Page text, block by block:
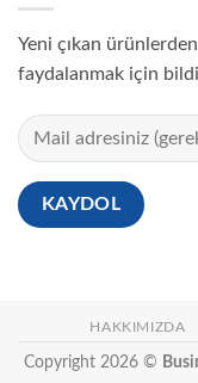
Yeni çıkan
faydalanmak için
HAKKIMIZDA
Copyright 2026 ©